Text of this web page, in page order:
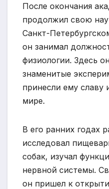
После окончания
продолжил свою
Санкт-
он занимал
физиологии. Здесь
знаменитые
принесли ему славу
мире.
В его ранних годах
исследовал
собак, изучал
нервной системы.
он пришел к